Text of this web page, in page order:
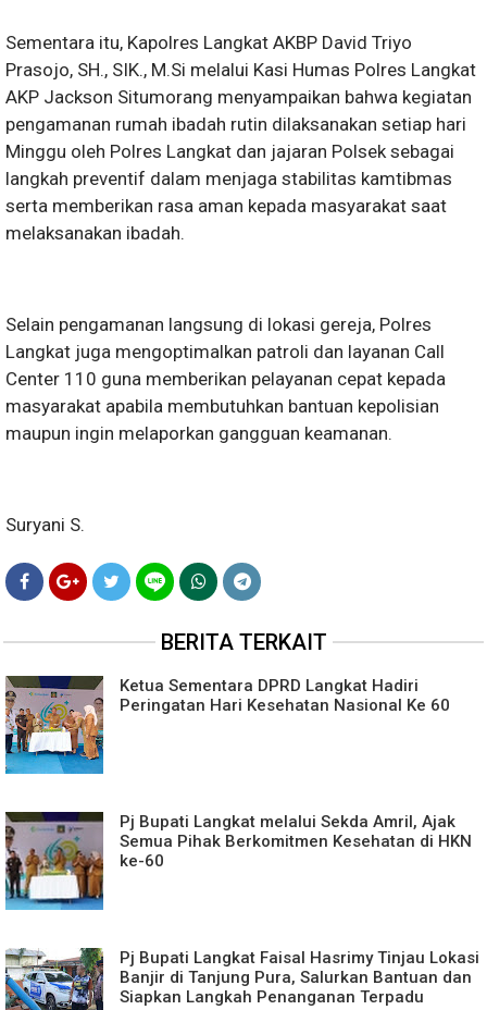
Sementara itu, Kapolres Langkat AKBP David Triyo
Prasojo, SH., SIK., M.Si melalui Kasi Humas Polres Langkat
AKP Jackson Situmorang menyampaikan bahwa kegiatan
pengamanan rumah ibadah rutin dilaksanakan setiap hari
Minggu oleh Polres Langkat dan jajaran Polsek sebagai
langkah preventif dalam menjaga stabilitas kamtibmas
serta memberikan rasa aman kepada masyarakat saat
melaksanakan ibadah.
Selain pengamanan langsung di lokasi gereja, Polres
Langkat juga mengoptimalkan patroli dan layanan Call
Center 110 guna memberikan pelayanan cepat kepada
masyarakat apabila membutuhkan bantuan kepolisian
maupun ingin melaporkan gangguan keamanan.
Suryani S.
BERITA TERKAIT
Ketua Sementara DPRD Langkat Hadiri
Peringatan Hari Kesehatan Nasional Ke 60
Pj Bupati Langkat melalui Sekda Amril, Ajak
Semua Pihak Berkomitmen Kesehatan di HKN
ke-60
Pj Bupati Langkat Faisal Hasrimy Tinjau Lokasi
Banjir di Tanjung Pura, Salurkan Bantuan dan
Siapkan Langkah Penanganan Terpadu